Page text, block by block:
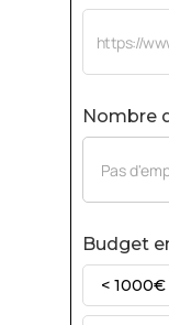
Nombre
Budget
< 1000€